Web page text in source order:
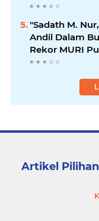
Penuh Kepada
Merdi Hajiji
Lpm Kota
2021-2026
"Sadath M.
Andil Dalam
Rekor MURI
Terbanyak
Artikel Pilihan